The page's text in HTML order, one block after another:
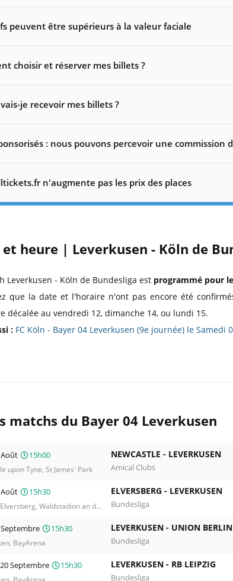
peuvent être supérieurs à la valeur faciale
choisir et réserver mes billets ?
je recevoir mes billets ?
: nous pouvons percevoir une commission
n'augmente pas les prix des places
et heure | Leverkusen - Köln de
Leverkusen - Köln de Bundesliga est programmé pour
que la date et l'horaire n'ont pas encore été
décalée au vendredi 12, dimanche 14, ou lundi 15.
: FC Köln - Bayer 04 Leverkusen (9e journée) le Samedi
matchs du Bayer 04 Leverkusen
15h00
upon Tyne, St James' Park
NEWCASTLE - LEVERKUSEN
Amical Clubs
15h30
Waldstadion an d...
ELVERSBERG - LEVERKUSEN
Bundesliga
15h30
BayArena
LEVERKUSEN - UNION BERLIN
Bundesliga
Septembre
15h30 LEVERKUSEN - RB LEIPZIG
Bundesliga